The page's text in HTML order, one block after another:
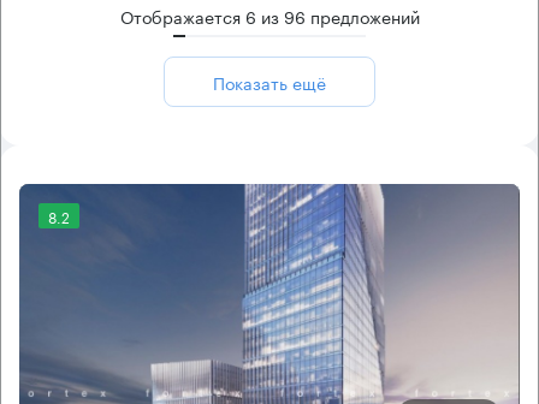
Отображается 6 из 96 предложений
Показать ещё
8.2